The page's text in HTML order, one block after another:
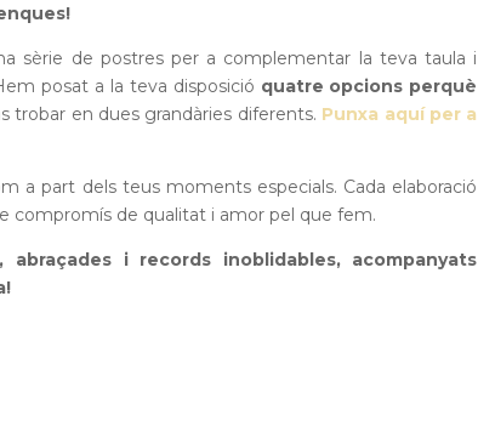
sèrie de postres per a complementar la teva taula i
posat a la teva disposició quatre opcions perquè
trobar en dues grandàries diferents. Punxa aquí per a
a part dels teus moments especials. Cada elaboració
compromís de qualitat i amor pel que fem.
i records inoblidables, acompanyats